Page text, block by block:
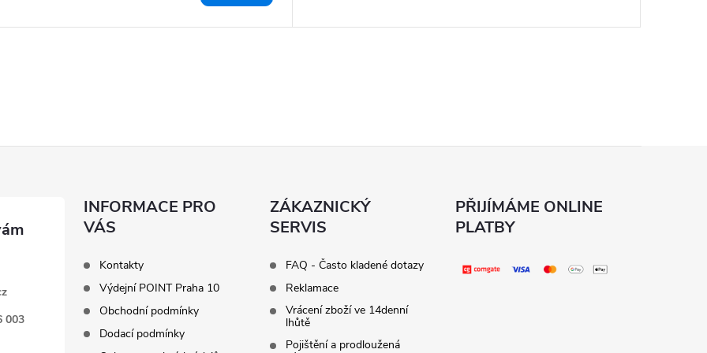
003
INFORMACE PRO
VÁS
Kontakty
Výdejní POINT Praha 10
Obchodní podmínky
Dodací podmínky
ZÁKAZNICKÝ
SERVIS
FAQ - Často kladené dotazy
Reklamace
Vrácení zboží ve 14denní
lhůtě
Pojištění a prodloužená
PŘIJÍMÁME ONLINE
PLATBY